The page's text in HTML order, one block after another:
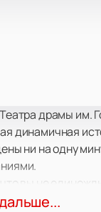
драмы им.
динамичная
ни на одну
вы не
тонко